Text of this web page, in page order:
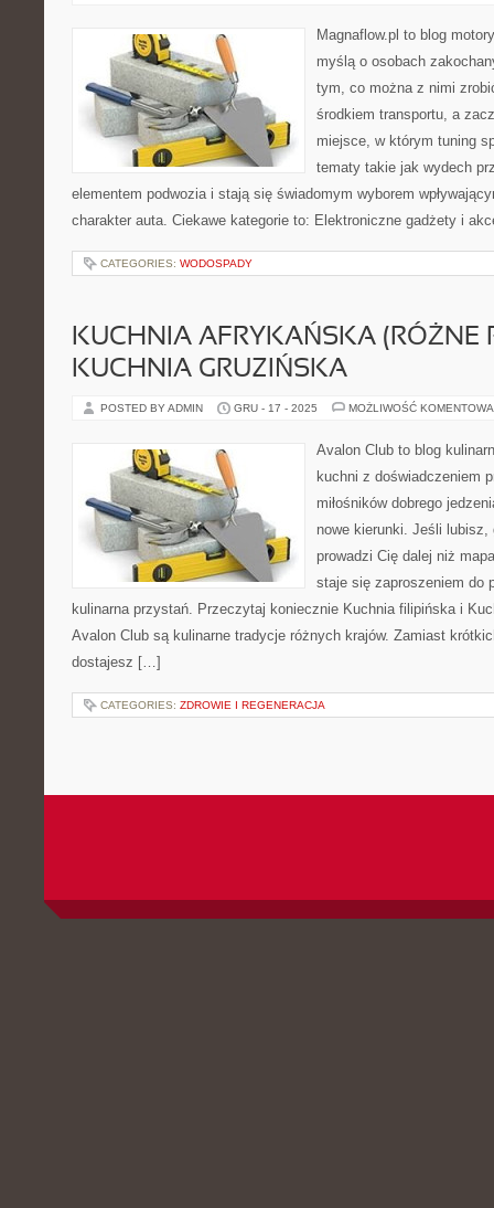
Magnaflow.pl to blog
myślą o osobach
tym, co można z nimi
środkiem transportu, a
miejsce, w którym tuning
tematy takie jak wydech
elementem podwozia i stają się świadomym wyborem
charakter auta. Ciekawe kategorie to: Elektroniczne gadżety i
CATEGORIES: WODOSPADY
KUCHNIA AFRYKAŃSKA (RÓŻNE
KUCHNIA GRUZIŃSKA
POSTED BY ADMIN GRU - 17 - 2025 MOŻLIWOŚĆ
Avalon Club to blog
kuchni z doświadczeniem
miłośników dobrego
nowe kierunki. Jeśli lubisz,
prowadzi Cię dalej niż
staje się zaproszeniem do
kulinarna przystań. Przeczytaj koniecznie Kuchnia filipińska i
Avalon Club są kulinarne tradycje różnych krajów. Zamiast
dostajesz […]
CATEGORIES: ZDROWIE I REGENERACJA